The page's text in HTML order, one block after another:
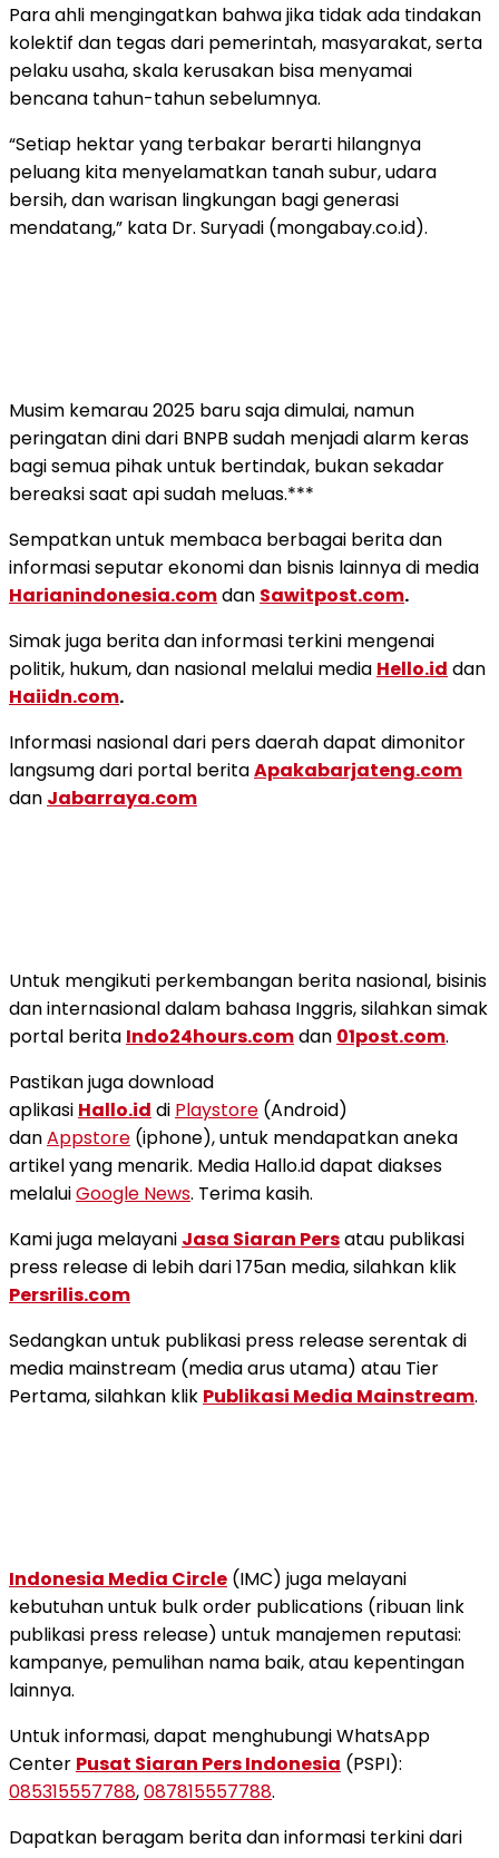
Para ahli mengingatkan bahwa jika tidak ada tindakan
kolektif dan tegas dari pemerintah, masyarakat, serta
pelaku usaha, skala kerusakan bisa menyamai
bencana tahun-tahun sebelumnya.
“Setiap hektar yang terbakar berarti hilangnya
peluang kita menyelamatkan tanah subur, udara
bersih, dan warisan lingkungan bagi generasi
mendatang,” kata Dr. Suryadi (mongabay.co.id).
Musim kemarau 2025 baru saja dimulai, namun
peringatan dini dari BNPB sudah menjadi alarm keras
bagi semua pihak untuk bertindak, bukan sekadar
bereaksi saat api sudah meluas.***
Sempatkan untuk membaca berbagai berita dan
informasi seputar ekonomi dan bisnis lainnya di media
Harianindonesia.comdan Sawitpost.com.
Simak juga berita dan informasi terkini mengenai
politik, hukum, dan nasional melalui media Hello.id dan
Haiidn.com.
Informasi nasional dari pers daerah dapat dimonitor
langsumg dari portal beritaApakabarjateng.com
dan Jabarraya.com
Untuk mengikuti perkembangan berita nasional, bisinis
dan internasional dalam bahasa Inggris, silahkan simak
portal berita Indo24hours.comdan 01post.com.
Pastikan juga download
aplikasi Hallo.id di Playstore (Android)
danAppstore (iphone), untuk mendapatkan aneka
artikel yang menarik. Media Hallo.id dapat diakses
melaluiGoogle News. Terima kasih.
Kami juga melayani Jasa Siaran Persatau publikasi
press release di lebih dari 175an media, silahkan klik
Persrilis.com
Sedangkan untuk publikasi press release serentak di
media mainstream (media arus utama) atau Tier
Pertama, silahkan klik Publikasi Media Mainstream.
Indonesia Media Circle (IMC) juga melayani
kebutuhan untuk bulk order publications (ribuan link
publikasi press release) untuk manajemen reputasi:
kampanye, pemulihan nama baik, atau kepentingan
lainnya.
Untuk informasi, dapat menghubungi WhatsApp
Center Pusat Siaran Pers Indonesia (PSPI):
085315557788,087815557788.
Dapatkan beragam berita dan informasi terkini dari